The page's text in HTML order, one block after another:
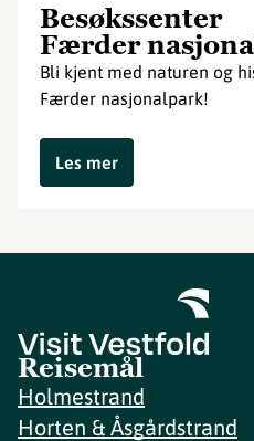
Besøkssenter
Færder
Bli kjent med naturen og
Færder nasjonalpark!
Les mer
Reisemål
Holmestrand
Horten & Åsgårdstrand